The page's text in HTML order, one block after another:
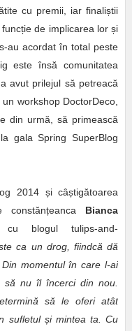
cu premii, iar finaliștii
de implicarea lor și
au acordat în total peste
este însă comunitatea
avut prilejul să petreacă
workshop DoctorDeco,
din urmă, să primească
gala Spring SuperBlog
2014 și câștigătoarea
Bianca
cu blogul tulips-and-
ca un drog, fiindcă dă
momentul în care l-ai
să nu îl încerci din nou.
să le oferi atât
sufletul și mintea ta. Cu